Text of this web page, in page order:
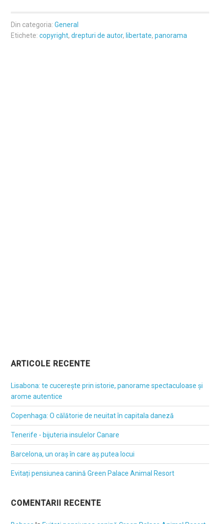
Din categoria:General
Etichete:copyright,drepturi de autor, libertate,panorama
ARTICOLE RECENTE
Lisabona: te cucerește prin istorie, panorame spectaculoase și
arome autentice
Copenhaga: O călătorie de neuitat în capitala daneză
Tenerife - bijuteria insulelor Canare
Barcelona, un oraș în care aș putea locui
Evitați pensiunea canină Green Palace Animal Resort
COMENTARII RECENTE